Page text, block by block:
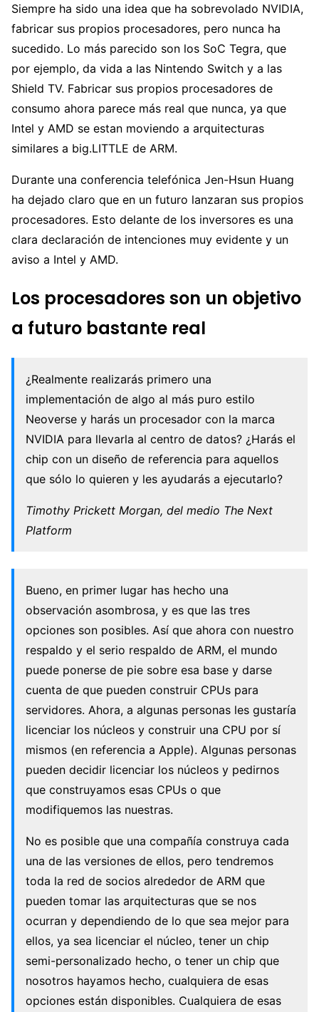
Siempre ha sido una idea que ha sobrevolado NVIDIA,
fabricar sus propios procesadores, pero nunca ha
sucedido. Lo más parecido son los SoC Tegra, que
por ejemplo, da vida a las Nintendo Switch y a las
Shield TV. Fabricar sus propios procesadores de
consumo ahora parece más real que nunca, ya que
Intel y AMD se estan moviendo a arquitecturas
similares a big.LITTLE de ARM.
Durante una conferencia telefónica Jen-Hsun Huang
ha dejado claro que en un futuro lanzaran sus propios
procesadores. Esto delante de los inversores es una
clara declaración de intenciones muy evidente y un
aviso a Intel y AMD.
Los procesadores son un objetivo
a futuro bastante real
¿Realmente realizarás primero una
implementación de algo al más puro estilo
Neoverse y harás un procesador con la marca
NVIDIA para llevarla al centro de datos? ¿Harás el
chip con un diseño de referencia para aquellos
que sólo lo quieren y les ayudarás a ejecutarlo?
Timothy Prickett Morgan, del medio The Next
Platform
Bueno, en primer lugar has hecho una
observación asombrosa, y es que las tres
opciones son posibles. Así que ahora con nuestro
respaldo y el serio respaldo de ARM, el mundo
puede ponerse de pie sobre esa base y darse
cuenta de que pueden construir CPUs para
servidores. Ahora, a algunas personas les gustaría
licenciar los núcleos y construir una CPU por sí
mismos (en referencia a Apple). Algunas personas
pueden decidir licenciar los núcleos y pedirnos
que construyamos esas CPUs o que
modifiquemos las nuestras.
No es posible que una compañía construya cada
una de las versiones de ellos, pero tendremos
toda la red de socios alrededor de ARM que
pueden tomar las arquitecturas que se nos
ocurran y dependiendo de lo que sea mejor para
ellos, ya sea licenciar el núcleo, tener un chip
semi-personalizado hecho, o tener un chip que
nosotros hayamos hecho, cualquiera de esas
opciones están disponibles. Cualquiera de esas